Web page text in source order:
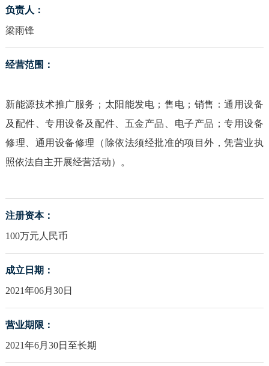
负责人：
梁雨锋
经营范围：
新能源技术推广服务；太阳能发电；售电；销售：通用设备
及配件、专用设备及配件、五金产品、电子产品；专用设备
修理、通用设备修理（除依法须经批准的项目外，凭营业执
照依法自主开展经营活动）。
注册资本：
100万元人民币
成立日期：
2021年06月30日
营业期限：
2021年6月30日至长期